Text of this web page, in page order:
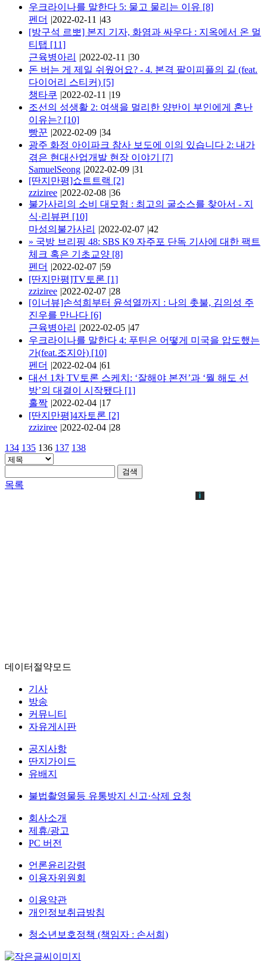
우크라이나를 말한다 5: 물고 물리는 이유 [8]
펜더 |2022-02-11 |43
[방구석 르뽀] 본지 기자, 화염과 싸우다 : 지옥에서 온 멀
티탭 [11]
근육병아리
|2022-02-11 |30
돈 버는 게 제일 쉬웠어요? - 4. 본격 팔이피플의 길 (feat.
다이어리 스티커) [5]
챙타쿠 |2022-02-11 |19
조선의 성생활 2: 여색을 멀리한 양반이 부인에게 혼난
이유는? [10]
빵꾼 |2022-02-09 |34
광주 화정 아이파크 참사 보도에 이의 있습니다 2: 내가
겪은 현대산업개발 현장 이야기 [7]
SamuelSeong |2022-02-09 |31
[딴지만평]쇼트트랙 [2]
zziziree |2022-02-08 |36
불가사리의 소비 대모험 : 최고의 굴소스를 찾아서 - 지
식·리뷰편 [10]
마성의불가사리
|2022-02-07 |42
» 국방 브리핑 48: SBS K9 자주포 단독 기사에 대한 팩트
체크 혹은 기초교양 [8]
펜더 |2022-02-07 |59
[딴지만평]TV토론 [1]
zziziree |2022-02-07 |28
[이너뷰]손석희부터 윤석열까지 : 나의 촛불, 김의성 주
진우를 만나다 [6]
근육병아리
|2022-02-05 |47
우크라이나를 말한다 4: 푸틴은 어떻게 미국을 압도했는
가(feat.조지아) [10]
펜더 |2022-02-04 |61
대선 1차 TV토론 스케치: ‘잘해야 본전’과 ‘뭘 해도 선
방’의 대결이 시작됐다 [1]
홀짝 |2022-02-04 |17
[딴지만평]4자토론 [2]
zziziree |2022-02-04 |28
134 135 136 137 138
검색
목록
데이터절약모드
기사
방송
커뮤니티
자유게시판
공지사항
딴지가이드
유배지
불법촬영물등 유통방지 신고·삭제 요청
회사소개
제휴/광고
PC 버전
언론윤리강령
이용자위원회
이용약관
개인정보취급방침
청소년보호정책 (책임자 : 손서희)